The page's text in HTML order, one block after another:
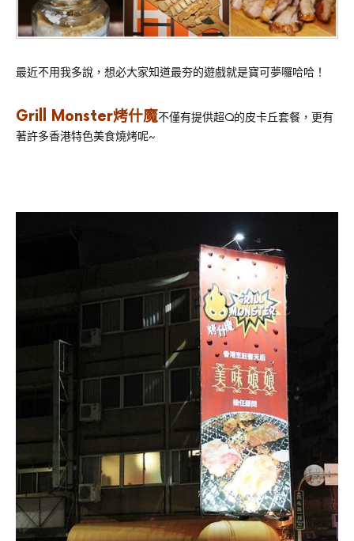
最近不用我多說，想必大家知道最夯的遊戲就是寶可夢囉哈哈！
Grill Monster烤什魔不僅有提供超Q的皮卡丘套餐，更有
著許多香港特色美食燒烤呢~